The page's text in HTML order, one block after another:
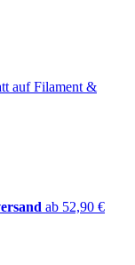
auf Filament &
ab 52,90 €